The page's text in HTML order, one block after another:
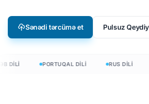
Sənədi tərcümə et Pulsuz
DİLİ PORTUQAL DİLİ RUS DİLİ